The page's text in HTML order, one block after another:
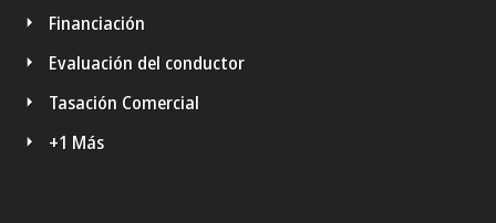
Financiación
Evaluación del conductor
Tasación Comercial
+1 Más